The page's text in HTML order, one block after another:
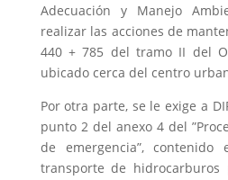
Adecuación y Manejo
realizar las acciones de
440 + 785 del tramo II del
ubicado cerca del centro
Por otra parte, se le exige a
punto 2 del anexo 4 del
de emergencia”,
transporte de hidrocarburos